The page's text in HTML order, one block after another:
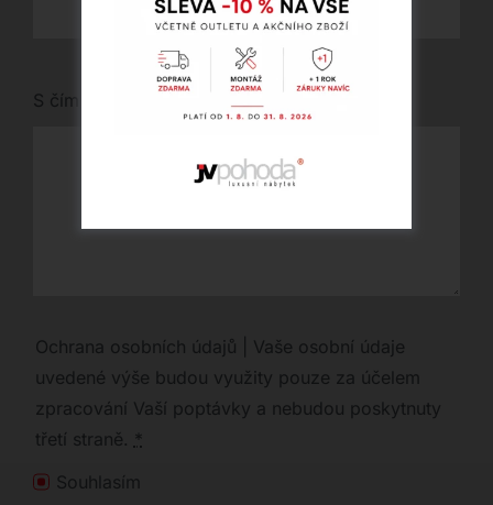
S čím vám můžeme pomoci?
Ochrana osobních údajů | Vaše osobní údaje
uvedené výše budou využity pouze za účelem
zpracování Vaší poptávky a nebudou poskytnuty
třetí straně. *
Souhlasím